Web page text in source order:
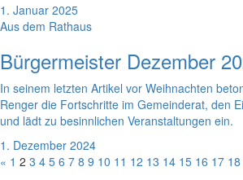
1. Januar 2025
Aus dem Rathaus
Bürgermeister Dezember
In seinem letzten Artikel vor Weihnachten
Renger die Fortschritte im Gemeinderat, den
und lädt zu besinnlichen Veranstaltungen ein.
1. Dezember 2024
« 1 2 3 4 5 6 7 8 9 10 11 12 13 14 15 16 17 18